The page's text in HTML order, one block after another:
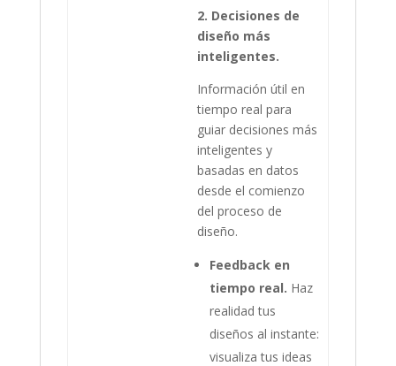
2. Decisiones de
diseño más
inteligentes.
Información útil en
tiempo real para
guiar decisiones más
inteligentes y
basadas en datos
desde el comienzo
del proceso de
diseño.
Feedback en
tiempo real. Haz
realidad tus
diseños al instante:
visualiza tus ideas